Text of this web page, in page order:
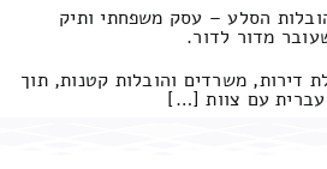
הסלע – עסק משפחתי ותיק
מדור לדור.
דירות, משרדים והובלות קטנות, תוך
עם צוות […]